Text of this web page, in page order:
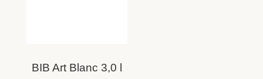
BIB Art Blanc 3,0 l